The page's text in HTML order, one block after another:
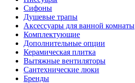
Сифоны
Душевые трапы
Аксессуары для ванной комнаты
Комплектующие
Дополнительные опции
Керамическая плитка
Вытяжные вентиляторы
Сантехнические люки
Бренды